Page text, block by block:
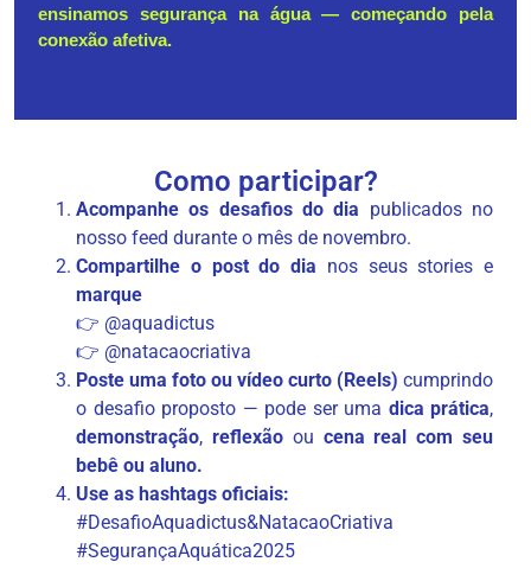
ensinamos segurança na água — começando pela
conexão afetiva.
Como participar?
Acompanhe os desafios do dia publicados no
nosso feed durante o mês de novembro.
Compartilhe o post do dia nos seus stories e
marque
👉 @aquadictus
👉 @natacaocriativa
Poste uma foto ou vídeo curto (Reels) cumprindo
o desafio proposto — pode ser uma dica prática,
demonstração, reflexãoou cena real com seu
bebê ou aluno.
Use as hashtags oficiais:
#DesafioAquadictus&NatacaoCriativa
#SegurançaAquática2025